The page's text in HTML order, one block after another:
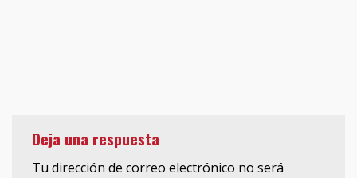
Deja una respuesta
Tu dirección de correo electrónico no será